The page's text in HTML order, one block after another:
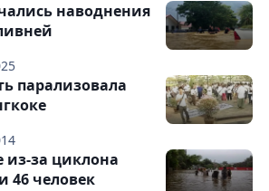
наводнения
парализовала
из-за циклона
46 человек